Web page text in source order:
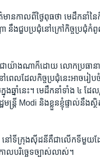
ាន​កាលពី​ថ្ងៃ​ពុធ​ថា មេដឹកនាំ​ន
ា នឹង​ជួបប្រជុំ​នៅ​ក្រៅ​កិច្ចប្រជុំ​
ា​យ៉ាង​ណា​ក៏​ដោយ លោក​ប្រធាន
េល​ដែល​កិច្ច​ប្រជុំ​នេះ​អាច​រៀប​ចំ​
ង​ឆ្នាំ​នេះ។ មេដឹកនាំ​ទាំង ៤
ន្រ្តី Modi និង​ខ្លួន​ខ្ញុំ​ផ្ទាល់​នឹង​ស្
នៅ​ទីក្រុង​ស៊ីដនី​គឺ​ជា​លើក​ទី​មួយ​ដ
ាលបរិច្ឆេទ​ច្បាស់លាស់។